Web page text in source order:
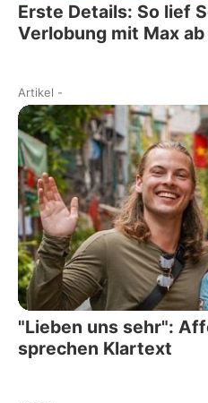
Erste Details: So lief
Verlobung mit Max ab
Artikel -
"Lieben uns sehr":
sprechen Klartext